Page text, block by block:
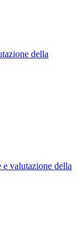
della
e valutazione della